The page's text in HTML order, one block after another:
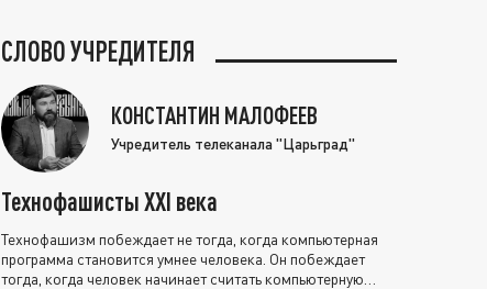
СЛОВО УЧРЕДИТЕЛЯ
КОНСТАНТИН МАЛОФЕЕВ
Учредитель телеканала "Царьград"
Технофашисты XXI века
Технофашизм побеждает не тогда, когда компьютерная
программа становится умнее человека. Он побеждает
тогда, когда человек начинает считать компьютерную